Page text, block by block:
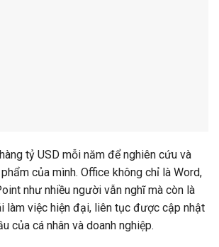
tỷ USD mỗi năm để nghiên cứu và
của mình. Office không chỉ là Word,
như nhiều người vẫn nghĩ mà còn là
làm việc hiện đại, liên tục được cập nhật
của cá nhân và doanh nghiệp.